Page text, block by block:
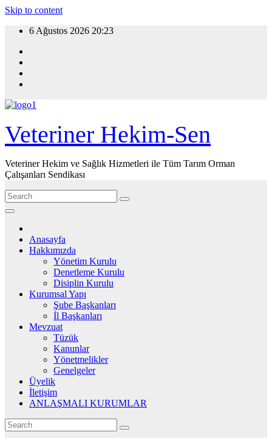
Skip to content
6 Ağustos 2026 20:23
Veteriner Hekim-Sen
Veteriner Hekim ve Sağlık Hizmetleri ile Tüm Tarım Orman
Çalışanları Sendikası
Anasayfa
Hakkımızda
Yönetim Kurulu
Denetleme Kurulu
Disiplin Kurulu
Kurumsal Yapı
Şube Başkanları
İl Başkanları
Mevzuat
Tüzük
Kanunlar
Yönetmelikler
Genelgeler
Üyelik
İletişim
ANLAŞMALI KURUMLAR